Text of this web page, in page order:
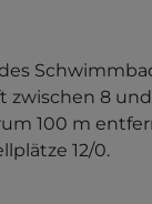
zwischen 8
100 m
12/0.